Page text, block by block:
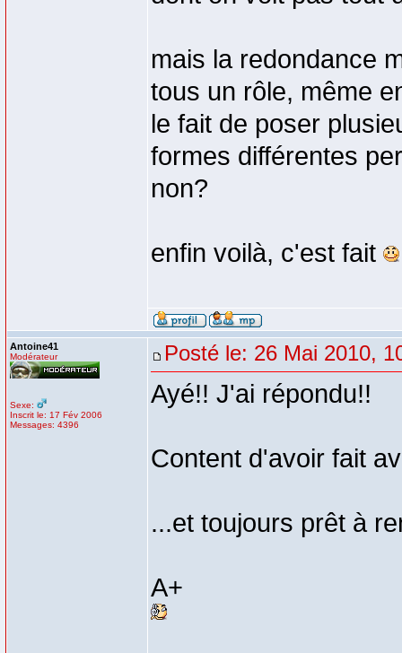
mais la redondance
tous un rôle, même
le fait de poser
formes différentes
non?
enfin voilà, c'est fait
Antoine41
Modérateur
Sexe:
Inscrit le: 17 Fév 2006
Messages: 4396
Posté le: 26 Mai 2010,
Ayé!! J'ai répondu!!
Content d'avoir fait
...et toujours prêt à
A+